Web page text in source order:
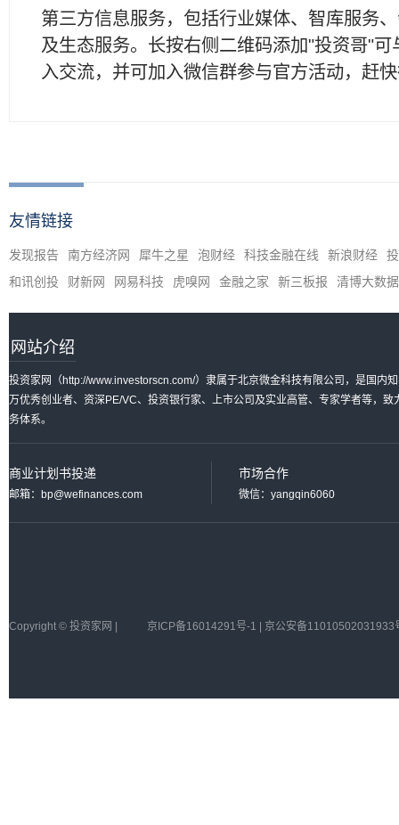
第三方信息服务，包括行业媒体、智库服务
及生态服务。长按右侧二维码添加"投资哥"可
入交流，并可加入微信群参与官方活动，赶
友情链接
发现报告 南方经济网 犀牛之星 泡财经 科技金融在线 新浪财经
和讯创投
财新网 网易科技 虎嗅网 金融之家 新三板报 清博大数据
网站介绍
投资家网（http://www.investorscn.com/）隶属于北京微金科技有限公司，是国内
万优秀创业者、资深PE/VC、投资银行家、上市公司及实业高管、专家学者等，
务体系。
商业计划书投递
邮箱：bp@wefinances.com
市场合作
微信：yangqin6060
Copyright © 投资家网 | 京ICP备16014291号-1 | 京公安备11010502031933